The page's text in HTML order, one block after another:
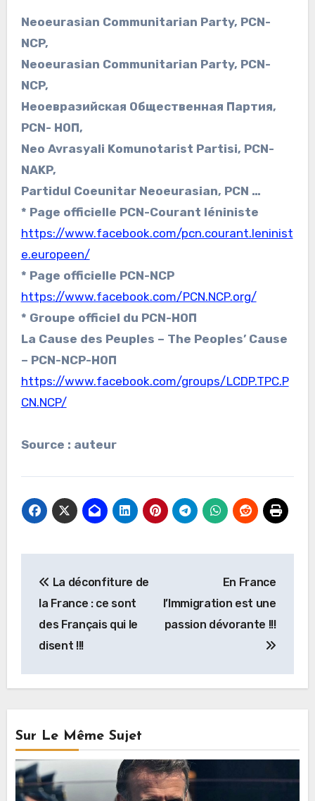
Neoeurasian Communitarian Party, PCN-
NCP,
Neoeurasian Communitarian Party, PCN-
NCP,
Неоевразийская Общественная Партия,
PCN- НОП,
Neo Avrasyali Komunotarist Partisi, PCN-
NAKP,
Partidul Coeunitar Neoeurasian, PCN …
* Page officielle PCN-Courant léniniste
https://www.facebook.com/pcn.courant.leninist
e.europeen/
* Page officielle PCN-NCP
https://www.facebook.com/PCN.NCP.org/
* Groupe officiel du PCN-НОП
La Cause des Peuples – The Peoples’ Cause
– PCN-NCP-НОП
https://www.facebook.com/groups/LCDP.TPC.P
CN.NCP/
Source : auteur
de
l’article
La déconfiture de
la France : ce sont
des Français qui le
disent !!!
En France
l’Immigration est une
passion dévorante !!!
Sur Le Même Sujet